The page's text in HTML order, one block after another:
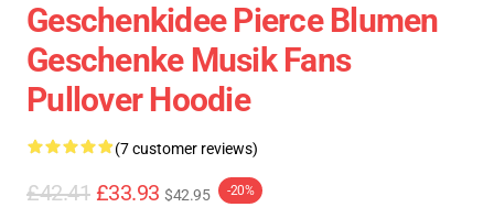
Geschenkidee Pierce Blumen
Geschenke Musik Fans
Pullover Hoodie
(7 customer reviews)
£42.41 £33.93 $42.95 -20%